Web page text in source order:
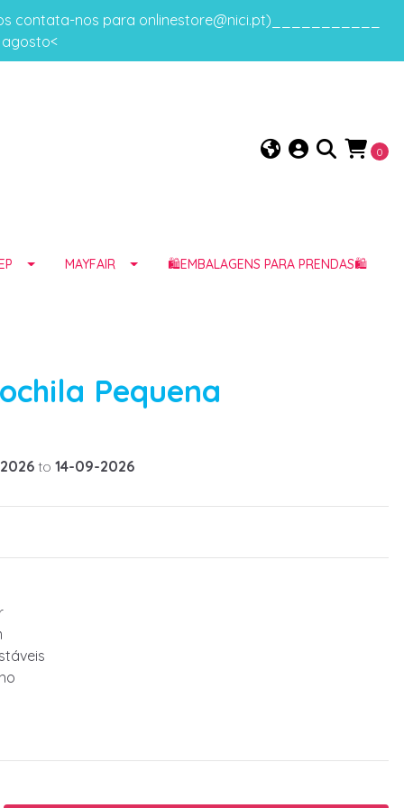
contata-nos para onlinestore@nici.pt)___________
agosto<
0
MAYFAIR 🛍️EMBALAGENS PARA PRENDAS🛍️
Pequena
to 14-09-2026